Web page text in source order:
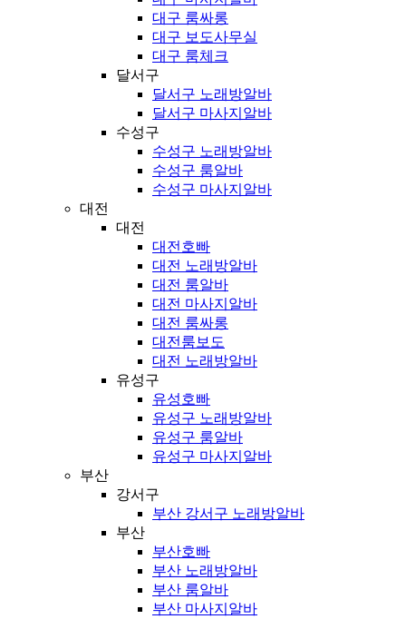
대구 룸싸롱
대구 보도사무실
대구 룸체크
달서구
달서구 노래방알바
달서구 마사지알바
수성구
수성구 노래방알바
수성구 룸알바
수성구 마사지알바
대전
대전
대전호빠
대전 노래방알바
대전 룸알바
대전 마사지알바
대전 룸싸롱
대전룸보도
대전 노래방알바
유성구
유성호빠
유성구 노래방알바
유성구 룸알바
유성구 마사지알바
부산
강서구
부산 강서구 노래방알바
부산
부산호빠
부산 노래방알바
부산 룸알바
부산 마사지알바